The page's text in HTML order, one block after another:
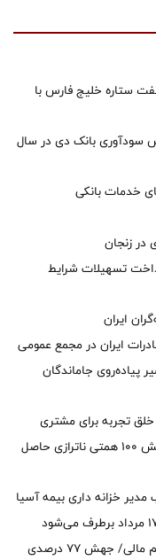
نفت ستاره خلیج فارس با
سودآوری بانک دی در سال
خدمات بانکی
در زنجان
تسهیلات شرایط
ایران
جاماندگان
خلق تجربه برای مشتری
نماینده مردم خلخال و کوثر در مجلس: کاهش ۱۰۰ همتی ناترازی حاصل
خزانه داری بیمه آسیا
جایگاه نخست بانك ملت در 10 شاخص مهم مالی/ جهش 77 درصدی